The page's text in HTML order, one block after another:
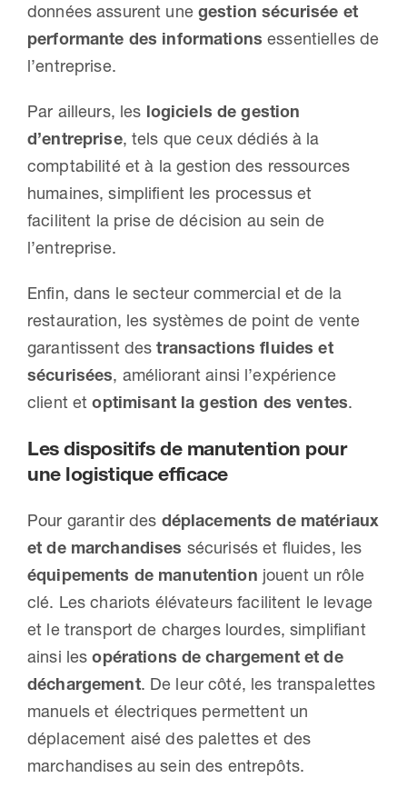
données assurent unegestion sécurisée et
performante des informations essentielles de
l’entreprise.
Par ailleurs, les logiciels de gestion
d’entreprise, tels que ceux dédiés à la
comptabilité et à la gestion des ressources
humaines, simplifient les processus et
facilitent la prise de décision au sein de
l’entreprise.
Enfin, dans le secteur commercial et de la
restauration, les systèmes de point de vente
garantissent destransactions fluides et
sécurisées, améliorant ainsi l’expérience
client etoptimisant la gestion des ventes.
Les dispositifs de manutention pour
une logistique efficace
Pour garantir des déplacements de matériaux
et de marchandises sécurisés et fluides, les
équipements de manutention jouent un rôle
clé. Les chariots élévateurs facilitent le levage
et le transport de charges lourdes, simplifiant
ainsi lesopérations de chargement et de
déchargement. De leur côté, les transpalettes
manuels et électriques permettent un
déplacement aisé des palettes et des
marchandises au sein des entrepôts.